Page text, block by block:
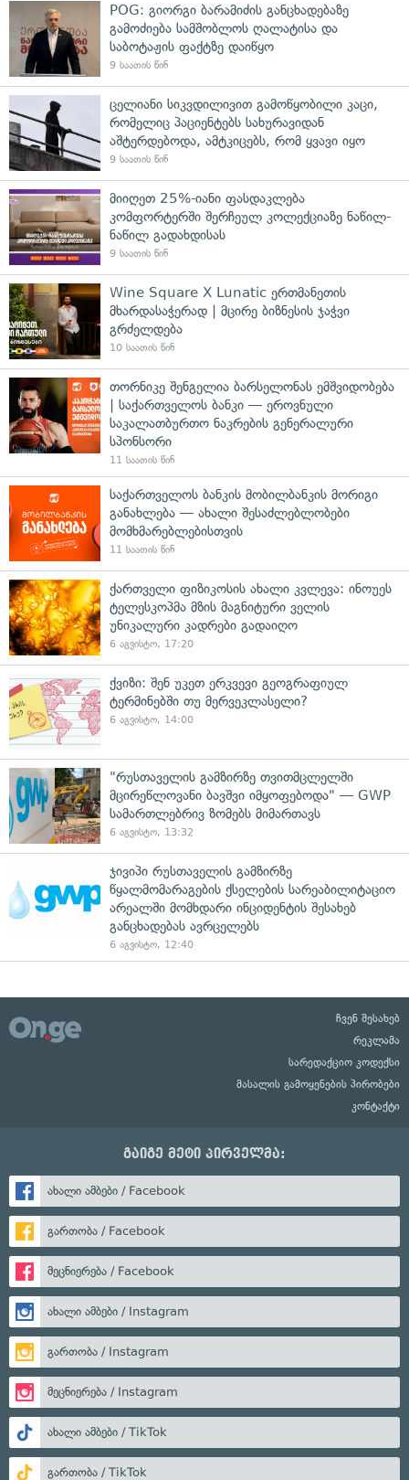
POG: გიორგი ბარამიძის განცხადებაზე
გამოძიება სამშობლოს ღალატისა და
საბოტაჟის ფაქტზე დაიწყო
9 საათის წინ
ცელიანი სიკვდილივით გამოწყობილი კაცი,
რომელიც პაციენტებს სახურავიდან
აშტერდებოდა, ამტკიცებს, რომ ყვავი იყო
9 საათის წინ
მიიღეთ 25%-იანი ფასდაკლება
კომფორტერში შერჩეულ კოლექციაზე ნაწილ-
ნაწილ გადახდისას
9 საათის წინ
Wine Square X Lunatic ერთმანეთის
მხარდასაჭერად | მცირე ბიზნესის ჯაჭვი
გრძელდება
10 საათის წინ
თორნიკე შენგელია ბარსელონას ემშვიდობება
| საქართველოს ბანკი — ეროვნული
საკალათბურთო ნაკრების გენერალური
სპონსორი
11 საათის წინ
საქართველოს ბანკის მობილბანკის მორიგი
განახლება — ახალი შესაძლებლობები
მომხმარებლებისთვის
11 საათის წინ
ქართველი ფიზიკოსის ახალი კვლევა: ინოუეს
ტელესკოპმა მზის მაგნიტური ველის
უნიკალური კადრები გადაიღო
6 აგვისტო, 17:20
ქვიზი: შენ უკეთ ერკვევი გეოგრაფიულ
ტერმინებში თუ მერვეკლასელი?
6 აგვისტო, 14:00
"რუსთაველის გამზირზე თვითმცლელში
მცირეწლოვანი ბავშვი იმყოფებოდა" — GWP
სამართლებრივ ზომებს მიმართავს
6 აგვისტო, 13:32
ჯივიპი რუსთაველის გამზირზე
წყალმომარაგების ქსელების სარეაბილიტაციო
არეალში მომხდარი ინციდენტის შესახებ
განცხადებას ავრცელებს
6 აგვისტო, 12:40
ჩვენ შესახებ
რეკლამა
სარედაქციო კოდექსი
მასალის გამოყენების პირობები
კონტაქტი
გაიგე მეტი პირველმა:
ახალი ამბები / Facebook
გართობა / Facebook
მეცნიერება / Facebook
ახალი ამბები / Instagram
გართობა / Instagram
მეცნიერება / Instagram
ახალი ამბები / TikTok
გართობა / TikTok